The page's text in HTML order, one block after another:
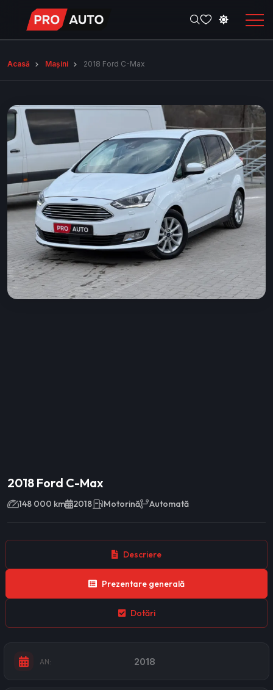
Acasă Mașini 2018 Ford C-Max
2018 Ford C-Max
148 000 km 2018 Motorină Automată
Descriere
Prezentare generală
Dotări
AN: 2018